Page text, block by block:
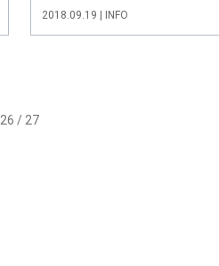
ネイル」が登場！ ネイル
デジタルネイルアートが楽
2018.09.19 | INFO
26 / 27